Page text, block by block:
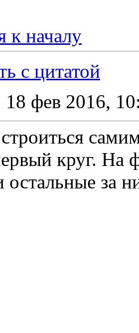
к началу
с цитатой
18 фев 2016,
круг.
остальные за